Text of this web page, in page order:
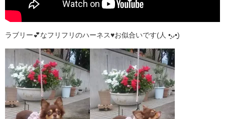
ラブリー💕なフリフリのハーネス♥お似合いです(人 •͈ᴗ•͈)